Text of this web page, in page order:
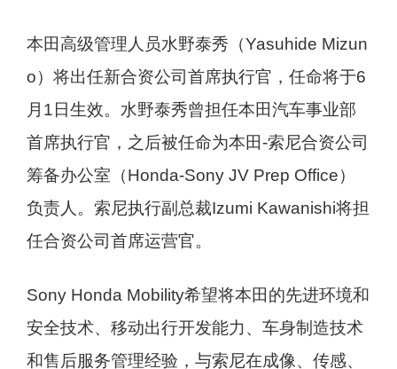
本田高级管理人员水野泰秀（Yasuhide Mizun
o）将出任新合资公司首席执行官，任命将于6
月1日生效。水野泰秀曾担任本田汽车事业部
首席执行官，之后被任命为本田-索尼合资公司
筹备办公室（Honda-Sony JV Prep Office）
负责人。索尼执行副总裁Izumi Kawanishi将担
任合资公司首席运营官。
Sony Honda Mobility希望将本田的先进环境和
安全技术、移动出行开发能力、车身制造技术
和售后服务管理经验，与索尼在成像、传感、